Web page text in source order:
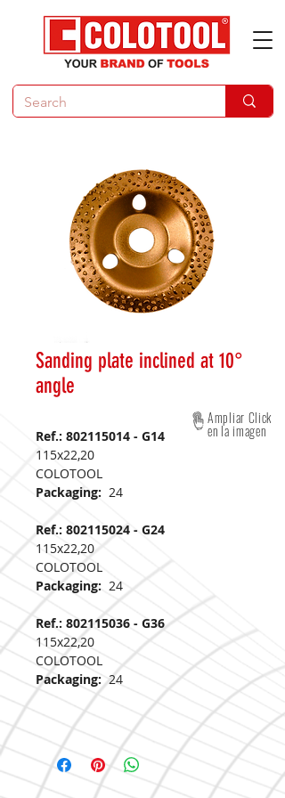
Sanding plate inclined at 10°
angle
Ref.: 802115014 - G14
115x22,20
COLOTOOL
Packaging: 24
Ref.: 802115024 - G24
115x22,20
COLOTOOL
Packaging: 24
Ref.: 802115036 - G36
115x22,20
COLOTOOL
Packaging: 24
Ampliar Click
en la imagen